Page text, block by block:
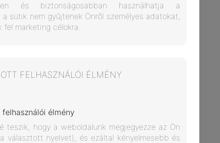
és biztonságosabban használhatja a
sütik nem gyűjtenek Önről személyes adatokat,
fel marketing célokra.
FELHASZNÁLÓI ÉLMÉNY
élmény
választott nyelvet), és ezáltal kényelmesebb és